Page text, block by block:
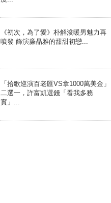
《初次，為了愛》朴解浚暖男魅力再
噴發 飾演廉晶雅的甜甜初戀...
「拾歌巡演百老匯VS拿1000萬美金」
二選一，許富凱選錢「看我多務
實」...